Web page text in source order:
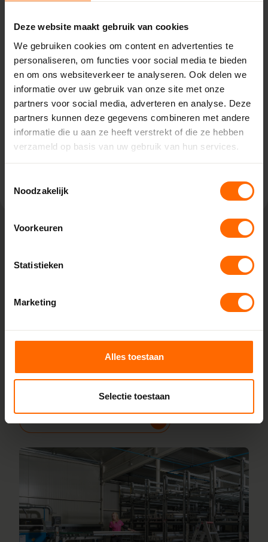
Deze website maakt gebruik van cookies
We gebruiken cookies om content en advertenties te
personaliseren, om functies voor social media te bieden
en om ons websiteverkeer te analyseren. Ook delen we
informatie over uw gebruik van onze site met onze
partners voor social media, adverteren en analyse. Deze
partners kunnen deze gegevens combineren met andere
informatie die u aan ze heeft verstrekt of die ze hebben
verzameld op basis van uw gebruik van hun services.
Noodzakelijk
Voorkeuren
Statistieken
Marketing
Alles toestaan
Selectie toestaan
Pick-up point
Eibergen – Witzand
0513335000
eibergen@skodora.nl
Selecteren als mijn vestiging
fabriek
zonder omwegen. We produceren alles zelf in onze
fabrieken in Heerenveen en Meppel, wat zorgt voor scherpe
prijzen en korte productietijden. Jouw kozijnen stel je
werkdagen liggen ze klaar bij een van onze vestigingen in